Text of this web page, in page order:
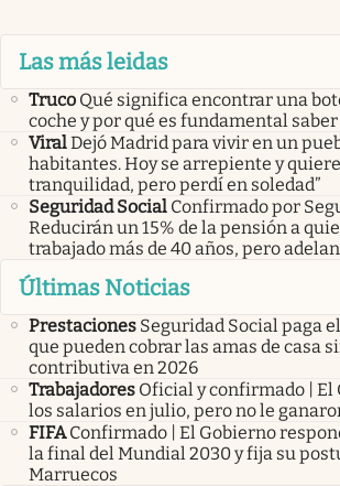
Las más leidas
Truco Qué significa encontrar una
coche y por qué es fundamental
ViralDejó Madrid para vivir en un
habitantes. Hoy se arrepiente y
tranquilidad, pero perdí en soledad”
Seguridad Social Confirmado por
Reducirán un 15% de la pensión a
trabajado más de 40 años, pero
Últimas Noticias
Prestaciones Seguridad Social paga
que pueden cobrar las amas de casa
contributiva en 2026
Trabajadores Oficial y confirmado |
los salarios en julio, pero no le
FIFA Confirmado | El Gobierno
la final del Mundial 2030 y fija su
Marruecos